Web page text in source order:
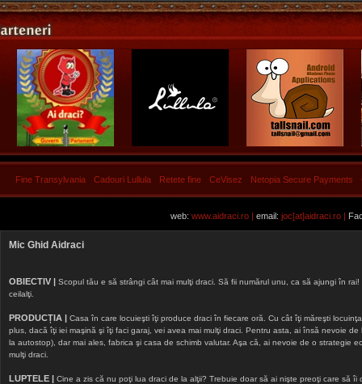
Fine Transylvania Cadouri Lullula Retete fine CeVisez Netopia Secure Payments
web: www.aidraci.ro | email: joc[at]aidraci.ro |
Mic Ghid Aidraci
OBIECTIV | Scopul tău e să strângi cât mai mulţi draci. Să fii numărul unu, ca să ajungi în
ceilalţi.
PRODUCȚIA | Casa în care locuieşti îţi produce draci în fiecare oră. Cu cât îţi măreşti
plus, dacă îţi iei maşină şi îţi faci garaj, vei avea mai mulţi draci. Pentru asta, ai însă nevoie
la autostop), dar mai ales, fabrica şi casa de schimb valutar. Aşa că, ai nevoie de o strategie
mulţi draci.
LUPTELE | Cine a zis că nu poţi lua draci de la alţii? Trebuie doar să ai nişte preoţi care să